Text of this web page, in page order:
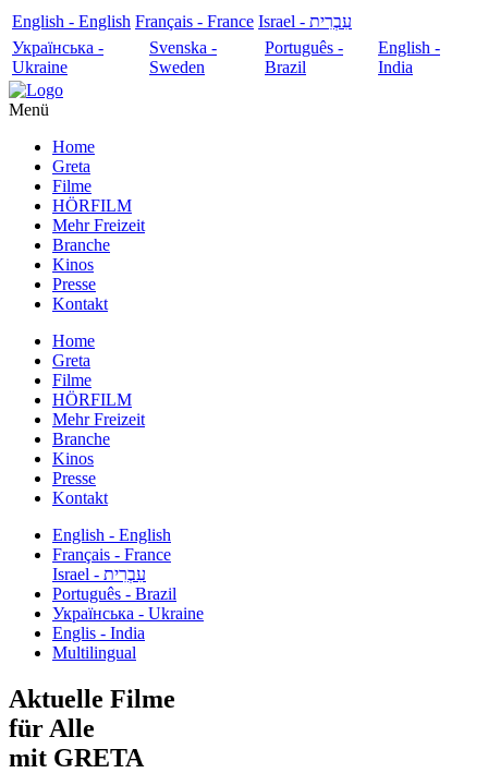
English - English Français - France
עִבְרִית - Israel
Українська -
Ukraine
Svenska -
Sweden
Português -
Brazil
English -
India
Menü
Home
Greta
Filme
HÖRFILM
Mehr Freizeit
Branche
Kinos
Presse
Kontakt
Home
Greta
Filme
HÖRFILM
Mehr Freizeit
Branche
Kinos
Presse
Kontakt
English - English
Français - France
עִבְרִית - Israel
Português - Brazil
Українська - Ukraine
Englis - India
Multilingual
Aktuelle Filme
für Alle
mit GRETA